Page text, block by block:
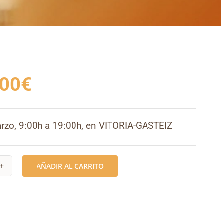
€
9:00h a 19:00h, en VITORIA-GASTEIZ
AÑADIR AL CARRITO